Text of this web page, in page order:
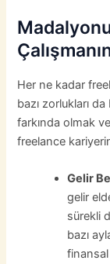
Her ne kadar
bazı zorlukları
farkında olmak
freelance
Gelir
gelir
sürekli
bazı